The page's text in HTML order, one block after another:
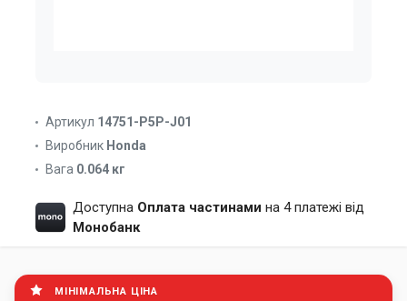
Артикул 14751-P5P-J01
Виробник Honda
Вага 0.064 кг
Доступна Оплата частинами на 4 платежі від
Монобанк
МІНІМАЛЬНА ЦІНА